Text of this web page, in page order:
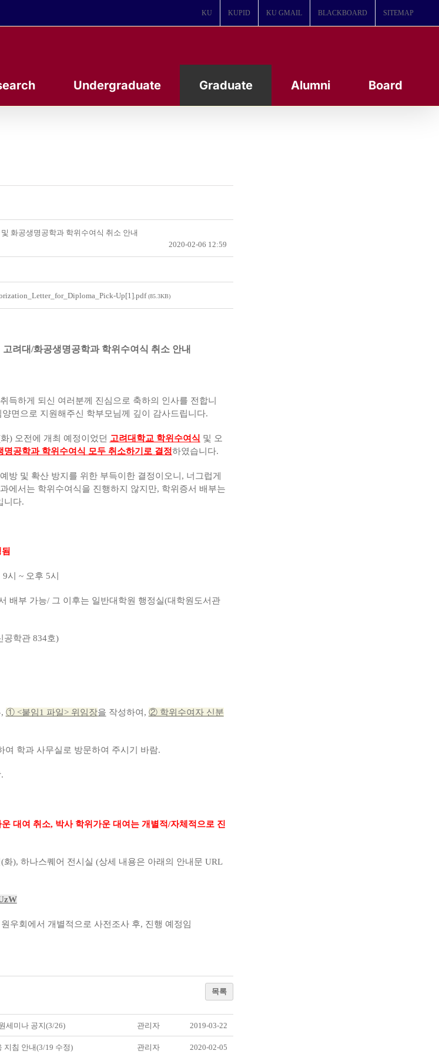
KU KUPID KU GMAIL BLACKBOARD SITEMAP
Undergraduate Graduate Alumni Board
화공생명공학과 학위수여식 취소 안내
2020-02-06 12:59
Up[1].pdf(85.3KB)
고려대/화공생명공학과 학위수여식 취소안내
득하게 되신 여러분께 진심으로 축하의 인사를 전합니
면으로 지원해주신 학부모님께 깊이 감사드립니다.
) 오전에 개최 예정이었던 고려대학교 학위수여식 및 오
명공학과 학위수여식 모두 취소하기로 결정하였습니다.
방 및 확산 방지를 위한 부득이한 결정이오니, 너그럽게
에서는 학위수여식을 진행하지 않지만, 학위증서 배부는
니다.
시 ~ 오후 5시
가능/ 그 이후는 일반대학원 행정실(대학원도서관
공학관 834호)
① <붙임1 파일> 위임장을 작성하여, ② 학위수여자 신분
여 학과 사무실로 방문하여 주시기 바람.
대여 취소, 박사 학위가운 대여는 개별적/자체적으로 진
), 하나스퀘어 전시실 (상세 내용은 아래의 안내문 URL
우회에서 개별적으로 사전조사 후, 진행 예정임
목록
세미나 공지(3/26) 관리자 2019-03-22
지침 안내(3/19 수정) 관리자 2020-02-05